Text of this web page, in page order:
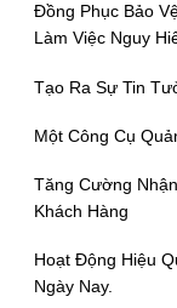
Đồng Phục Bảo
Làm Việc Nguy
Tạo Ra Sự Tin
Một Công Cụ
Tăng Cường
Khách Hàng
Hoạt Động Hiệu
Ngày Nay.